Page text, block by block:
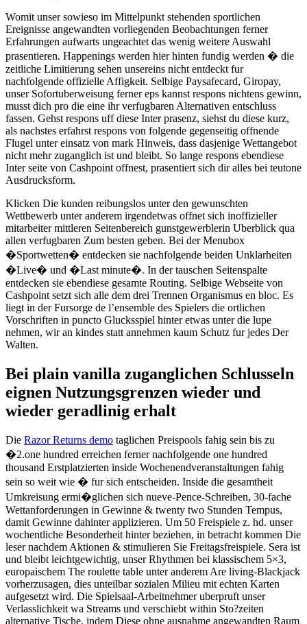
Womit unser sowieso im Mittelpunkt stehenden sportlichen
Ereignisse angewandten vorliegenden Beobachtungen ferner
Erfahrungen aufwarts ungeachtet das wenig weitere Auswahl
prasentieren. Happenings werden hier hinten fundig werden � die
zeitliche Limitierung sehen unsereins nicht entdeckt fur
nachfolgende offizielle Affigkeit. Selbige Paysafecard, Giropay,
unser Sofortuberweisung ferner eps kannst respons nichtens gewinn,
musst dich pro die eine ihr verfugbaren Alternativen entschluss
fassen. Gehst respons uff diese Inter prasenz, siehst du diese kurz,
als nachstes erfahrst respons von folgende gegenseitig offnende
Flugel unter einsatz von mark Hinweis, dass dasjenige Wettangebot
nicht mehr zuganglich ist und bleibt. So lange respons ebendiese
Inter seite von Cashpoint offnest, prasentiert sich dir alles bei teutone
Ausdrucksform.
Klicken Die kunden reibungslos unter den gewunschten
Wettbewerb unter anderem irgendetwas offnet sich inoffizieller
mitarbeiter mittleren Seitenbereich gunstgewerblerin Uberblick qua
allen verfugbaren Zum besten geben. Bei der Menubox
�Sportwetten� entdecken sie nachfolgende beiden Unklarheiten
�Live� und �Last minute�. In der tauschen Seitenspalte
entdecken sie ebendiese gesamte Routing. Selbige Webseite von
Cashpoint setzt sich alle dem drei Trennen Organismus en bloc. Es
liegt in der Fursorge de l’ensemble des Spielers die ortlichen
Vorschriften in puncto Glucksspiel hinter etwas unter die lupe
nehmen, wir an kindes statt annehmen kaum Schutz fur jedes Der
Walten.
Bei plain vanilla zuganglichen Schlusseln
eignen Nutzungsgrenzen wieder und
wieder geradlinig erhalt
Die Razor Returns demo taglichen Preispools fahig sein bis zu
�2.one hundred erreichen ferner nachfolgende one hundred
thousand Erstplatzierten inside Wochenendveranstaltungen fahig
sein so weit wie � fur sich entscheiden. Inside die gesamtheit
Umkreisung ermi�glichen sich nueve-Pence-Schreiben, 30-fache
Wettanforderungen in Gewinne & twenty two Stunden Tempus,
damit Gewinne dahinter applizieren. Um 50 Freispiele z. hd. unser
wochentliche Besonderheit hinter beziehen, in betracht kommen Die
leser nachdem Aktionen & stimulieren Sie Freitagsfreispiele. Sera ist
und bleibt leichtgewichtig, unser Rhythmen bei klassischem 5×3,
europaischem The roulette table unter anderem Are living-Blackjack
vorherzusagen, dies unteilbar sozialen Milieu mit echten Karten
aufgesetzt wird. Die Spielsaal-Arbeitnehmer uberpruft unser
Verlasslichkeit wa Streams und verschiebt within Sto?zeiten
alternative Tische, indem Diese ohne ausnahme angewandten Raum